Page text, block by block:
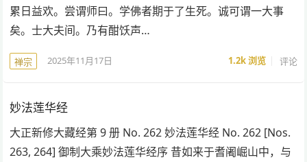
累日益欢。尝谓师曰。学佛者期于了生死。诚可谓一大事
矣。士大夫间。乃有酣饫声…
禅宗 2025年11月17日 1.2k浏览 评论
妙法莲华经
大正新修大藏经第 9 册 No. 262 妙法莲华经 No. 262 [Nos.
263, 264] 御制大乘妙法莲华经序 昔如来于耆阇崛山中，与